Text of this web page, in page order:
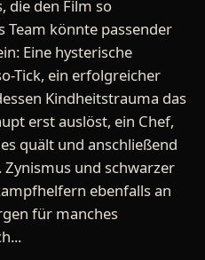
die den Film so
Team könnte passender
Eine hysterische
Tick, ein erfolgreicher
Kindheitstrauma das
erst auslöst, ein Chef,
quält und anschließend
und schwarzer
ebenfalls an
für manches